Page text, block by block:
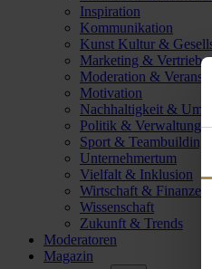
Inspiration
Kommunikation
Kunst Kultur &
Marketing & Vertrieb
Moderation &
Motivation
Nachhaltigkeit &
Politik & Verwaltung
Sport & Teambuilding
Unternehmertum
Vielfalt & Inklusion
Wirtschaft & Finanzen
Wissenschaft
Zukunft & Trends
Moderatoren
Magazin